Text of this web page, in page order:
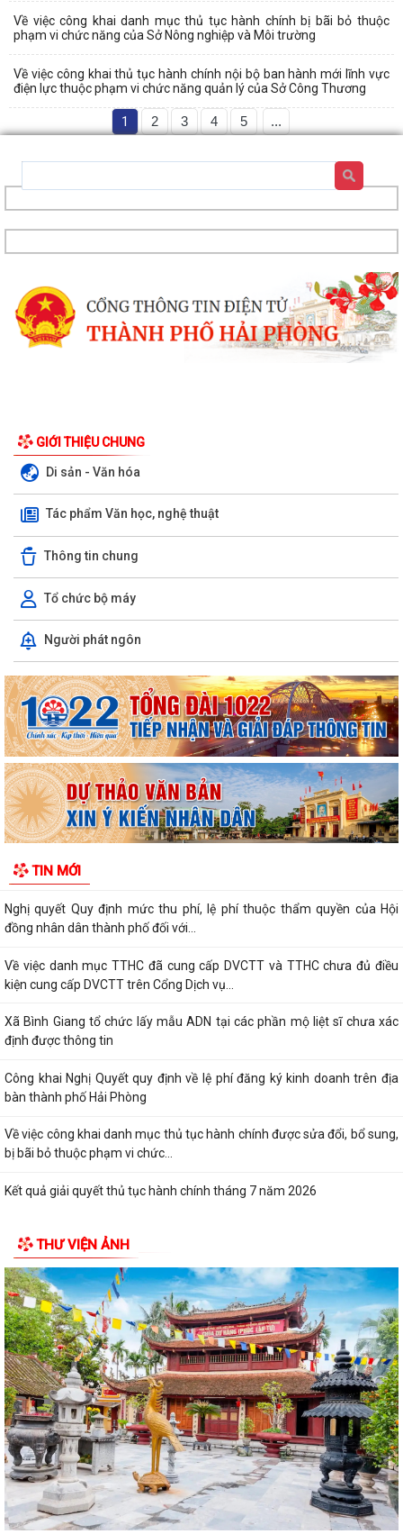
Về việc công khai danh mục thủ tục hành chính bị bãi bỏ thuộc
phạm vi chức năng của Sở Nông nghiệp và Môi trường
Về việc công khai thủ tục hành chính nội bộ ban hành mới lĩnh vực
điện lực thuộc phạm vi chức năng quản lý của Sở Công Thương
1 2 3 4 5 ...
GIỚI THIỆU CHUNG
Di sản - Văn hóa
Tác phẩm Văn học, nghệ thuật
Thông tin chung
Tổ chức bộ máy
Người phát ngôn
TIN MỚI
bàn xã
Lãnh đạo xã Bình Giang kiểm tra tiến độ thi công các công trình trên
địa bàn
Về việc công khai danh mục thủ tục hành chính được sửa đổi, bổ sung,
thay thế, bị bãi bỏ thuộc...
Về việc công khai thủ tục hành chính ban hành mới, được sửa đổi, bổ
sung thuộc phạm vi chức năng...
chương Thanh niên xung phong vẻ...
Nghị quyết Quy định mức thu phí, lệ phí thuộc thẩm quyền của Hội
đồng nhân dân thành phố đối với...
Về việc danh mục TTHC đã cung cấp DVCTT và TTHC chưa đủ điều
kiện cung cấp DVCTT trên Cổng Dịch vụ...
Xã Bình Giang tổ chức lấy mẫu ADN tại các phần mộ liệt sĩ chưa xác
định được thông tin
Công khai Nghị Quyết quy định về lệ phí đăng ký kinh doanh trên địa
bàn thành phố Hải Phòng
Về việc công khai danh mục thủ tục hành chính được sửa đổi, bổ sung,
bị bãi bỏ thuộc phạm vi chức...
Kết quả giải quyết thủ tục hành chính tháng 7 năm 2026
LƯỢNG THEO TIÊU CHUẨN QUỐC GIA TCVN...
UBND xã triển khai giải quyết chế độ chính sách đối với người hoạt
động không chuyên trách ở thôn
Nghị quyết Về việc quy định mức chi thăm chúc tết Nguyên đán, thăm
hỏi ốm đau, trợ cấp đối với một...
Bình Giang triển khai Kế hoạch lấy mẫu hài cốt liệt sĩ
Xã Bình Giang học tập nghị quyết Hôi nghị lần thứ ba Ban Chấp hành
Trung ương Đảng khóa XIV
Về việc phê duyệt quy trình nội bộ giải quyết thủ tục hành chính thuộc
phạm vi chức năng của Sở...
THƯ VIỆN ẢNH